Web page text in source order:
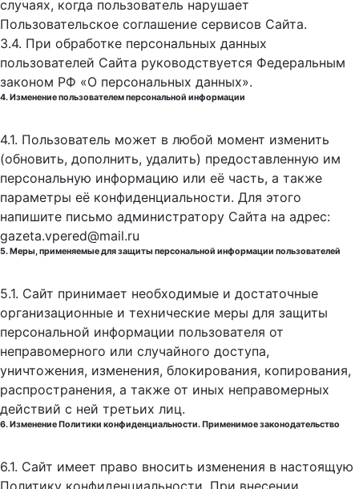
случаях, когда пользователь нарушает
Пользовательское соглашение сервисов Сайта.
3.4. При обработке персональных данных
пользователей Сайта руководствуется Федеральным
законом РФ «О персональных данных».
4. Изменение пользователем персональной информации
4.1. Пользователь может в любой момент изменить
(обновить, дополнить, удалить) предоставленную им
персональную информацию или её часть, а также
параметры её конфиденциальности. Для этого
напишите письмо администратору Сайта на адрес:
gazeta.vpered@mail.ru
5. Меры, применяемые для защиты персональной информации пользователей
5.1. Сайт принимает необходимые и достаточные
организационные и технические меры для защиты
персональной информации пользователя от
неправомерного или случайного доступа,
уничтожения, изменения, блокирования, копирования,
распространения, а также от иных неправомерных
действий с ней третьих лиц.
6. Изменение Политики конфиденциальности. Применимое законодательство
6.1. Сайт имеет право вносить изменения в настоящую